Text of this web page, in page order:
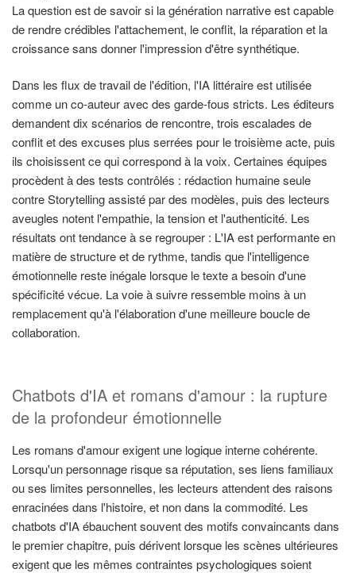
La question est de savoir si la génération narrative est capable
de rendre crédibles l'attachement, le conflit, la réparation et la
croissance sans donner l'impression d'être synthétique.
Dans les flux de travail de l'édition, l'IA littéraire est utilisée
comme un co-auteur avec des garde-fous stricts. Les éditeurs
demandent dix scénarios de rencontre, trois escalades de
conflit et des excuses plus serrées pour le troisième acte, puis
ils choisissent ce qui correspond à la voix. Certaines équipes
procèdent à des tests contrôlés : rédaction humaine seule
contre Storytelling assisté par des modèles, puis des lecteurs
aveugles notent l'empathie, la tension et l'authenticité. Les
résultats ont tendance à se regrouper : L'IA est performante en
matière de structure et de rythme, tandis que l'intelligence
émotionnelle reste inégale lorsque le texte a besoin d'une
spécificité vécue. La voie à suivre ressemble moins à un
remplacement qu'à l'élaboration d'une meilleure boucle de
collaboration.
Chatbots d'IA et romans d'amour : la rupture
de la profondeur émotionnelle
Les romans d'amour exigent une logique interne cohérente.
Lorsqu'un personnage risque sa réputation, ses liens familiaux
ou ses limites personnelles, les lecteurs attendent des raisons
enracinées dans l'histoire, et non dans la commodité. Les
chatbots d'IA ébauchent souvent des motifs convaincants dans
le premier chapitre, puis dérivent lorsque les scènes ultérieures
exigent que les mêmes contraintes psychologiques soient